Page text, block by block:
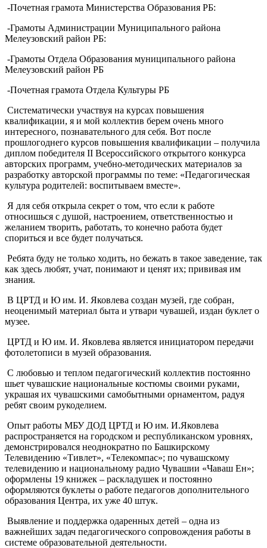
-Почетная грамота Министерства Образования РБ:
-Грамоты Администрации Муниципального района
Мелеузовский район РБ:
-Грамоты Отдела Образования муниципального района
Мелеузовский район РБ
-Почетная грамота Отдела Культуры РБ
Систематически участвуя на курсах повышения
квалификации, я и мой коллектив берем очень много
интересного, познавательного для себя. Вот после
прошлогоднего курсов повышения квалификации – получила
диплом победителя II Всероссийского открытого конкурса
авторских программ, учебно-методических материалов за
разработку авторской программы по теме: «Педагогическая
культура родителей: воспитываем вместе».
Я для себя открыла секрет о том, что если к работе
относишься с душой, настроением, ответственностью и
желанием творить, работать, то конечно работа будет
спориться и все будет получаться.
Ребята буду не только ходить, но бежать в такое заведение, так
как здесь любят, учат, понимают и ценят их; прививая им
знания.
В ЦРТД и Ю им. И. Яковлева создан музей, где собран,
неоценимый материал быта и утвари чувашей, издан буклет о
музее.
ЦРТД и Ю им. И. Яковлева является инициатором передачи
фотолетописи в музей образования.
С любовью и теплом педагогический коллектив постоянно
шьет чувашские национальные костюмы своими руками,
украшая их чувашскими самобытными орнаментом, радуя
ребят своим рукоделием.
Опыт работы МБУ ДОД ЦРТД и Ю им. И.Яковлева
распространяется на городском и республиканском уровнях,
демонстрировался неоднократно по Башкирскому
Телевидению «Тивлет», «Телекомпас»; по чувашскому
телевидению и национальному радио Чувашии «Чаваш Ен»;
оформлены 19 книжек – раскладушек и постоянно
оформляются буклеты о работе педагогов дополнительного
образования Центра, их уже 40 штук.
Выявление и поддержка одаренных детей – одна из
важнейших задач педагогического сопровождения работы в
системе образовательной деятельности.